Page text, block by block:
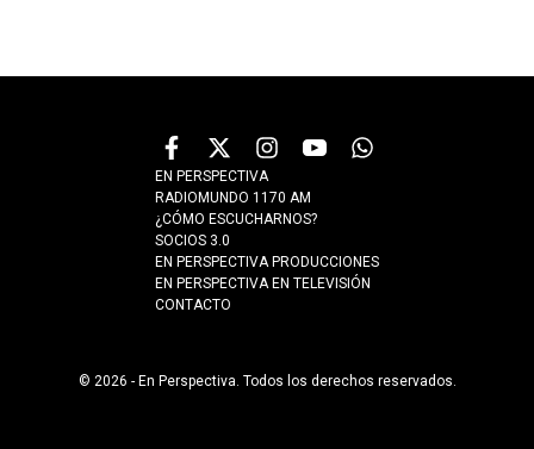
EN PERSPECTIVA
RADIOMUNDO 1170 AM
¿CÓMO ESCUCHARNOS?
SOCIOS 3.0
EN PERSPECTIVA PRODUCCIONES
EN PERSPECTIVA EN TELEVISIÓN
CONTACTO
© 2026 - En Perspectiva. Todos los derechos reservados.